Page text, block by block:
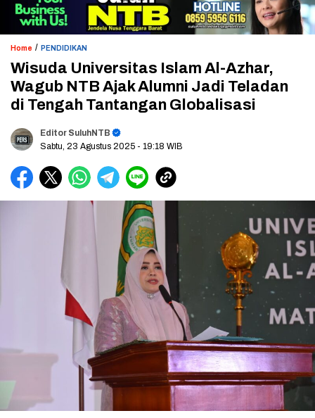
Home / PENDIDIKAN
Wisuda Universitas Islam Al-Azhar,
Wagub NTB Ajak Alumni Jadi Teladan
di Tengah Tantangan Globalisasi
Editor SuluhNTB
Sabtu, 23 Agustus 2025 - 19:18 WIB